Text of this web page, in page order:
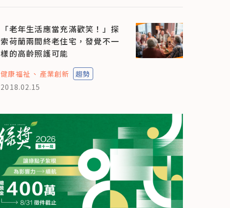
「老年生活應當充滿歡笑！」探
索荷蘭兩間終老住宅，發覺不一
樣的高齡照護可能
健康福祉 產業創新
趨勢
2018.02.15